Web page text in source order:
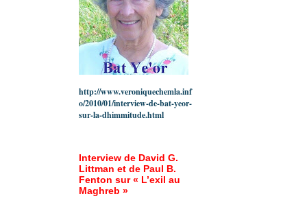
http://www.veroniquechemla.inf
o/2010/01/interview-de-bat-yeor-
sur-la-dhimmitude.html
Interview de David G.
Littman et de Paul B.
Fenton sur « L’exil au
Maghreb »